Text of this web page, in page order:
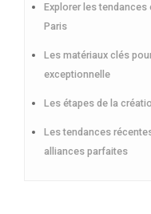
Explorer les
Paris
Les matériaux clés
exceptionnelle
Les étapes de la
Les tendances
alliances parfaites